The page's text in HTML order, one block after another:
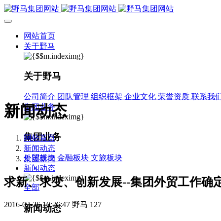
网站首页
关于野马
关于野马
公司简介 团队管理 组织框架 企业文化 荣誉资质 联系我
集团业务
集团业务
外贸板块 金融板块 文旅板块
新闻动态
全部
新闻动态
新闻动态
网站首页
新闻动态
集团新闻
求新、求变、创新发展--集团外贸工作确
2016-02-26 10:26:47 野马 127